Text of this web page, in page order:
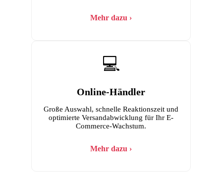
Mehr dazu ›
💻
Online-Händler
Große Auswahl, schnelle Reaktionszeit und
optimierte Versandabwicklung für Ihr E-
Commerce-Wachstum.
Mehr dazu ›